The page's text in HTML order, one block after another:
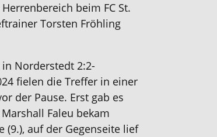
beim FC St.
Torsten Fröhling
Norderstedt 2:2-
fielen die Treffer in einer
der Pause. Erst gab es
Faleu bekam
auf der Gegenseite lief